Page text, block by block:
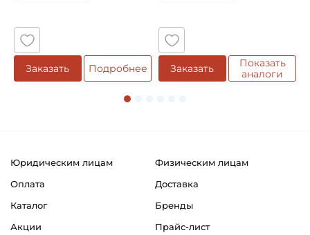
Заказать Подробнее Заказать
Показать
аналоги
Юридическим лицам
Физическим лицам
Оплата
Доставка
Каталог
Бренды
Акции
Прайс-лист